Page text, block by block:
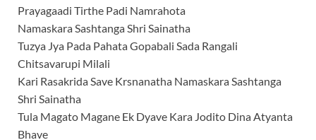
Prayagaadi Tirthe Padi Namrahota
Namaskara Sashtanga Shri Sainatha
Tuzya Jya Pada Pahata Gopabali Sada Rangali
Chitsavarupi Milali
Kari Rasakrida Save Krsnanatha Namaskara Sashtanga
Shri Sainatha
Tula Magato Magane Ek Dyave Kara Jodito Dina Atyanta
Bhave